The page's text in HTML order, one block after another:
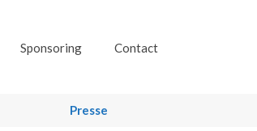
Sponsoring Contact
Presse